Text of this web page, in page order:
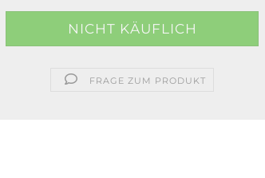
FRAGE ZUM PRODUKT